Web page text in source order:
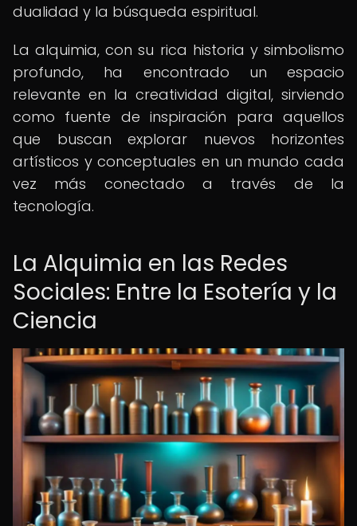
dualidad y la búsqueda espiritual.
La alquimia, con su rica historia y simbolismo
profundo, ha encontrado un espacio
relevante en la creatividad digital, sirviendo
como fuente de inspiración para aquellos
que buscan explorar nuevos horizontes
artísticos y conceptuales en un mundo cada
vez más conectado a través de la
tecnología.
La Alquimia en las Redes
Sociales: Entre la Esotería y la
Ciencia